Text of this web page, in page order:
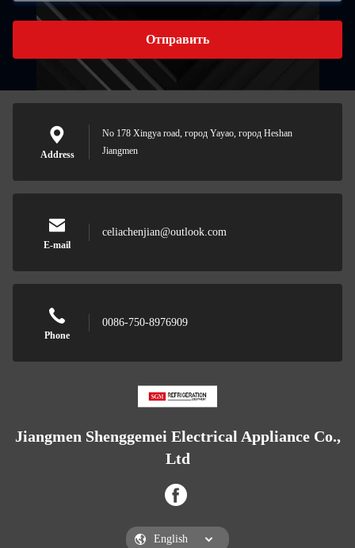
Отправить
Address
No 178 Xingya road, город Yayao, город Heshan
Jiangmen
E-mail
celiachenjian@outlook.com
Phone
0086-750-8976909
Jiangmen Shenggemei Electrical Appliance Co.,
Ltd